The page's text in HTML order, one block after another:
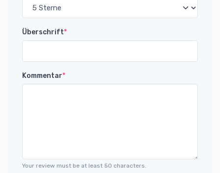
Überschrift*
Kommentar*
Your review must be at least 50 characters.